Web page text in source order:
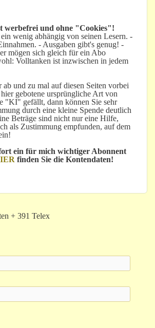
werbefrei und ohne "Cookies"!
wenig abhängig von seinen Lesern. -
- Ausgaben gibt's genug! -
mögen sich gleich für ein Abo
Volltanken ist inzwischen in jedem
und zu mal auf diesen Seiten vorbei
gebotene ursprüngliche Art von
"KI" gefällt, dann können Sie sehr
durch eine kleine Spende deutlich
Beträge sind nicht nur eine Hilfe,
als Zustimmung empfunden, auf dem
ein für mich wichtiger Abonnent
finden Sie die Kontendaten!
+ 391 Telex